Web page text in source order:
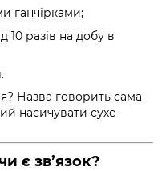
ганчірками;
10 разів на добу в
Назва говорить сама
насичувати сухе
є зв’язок?